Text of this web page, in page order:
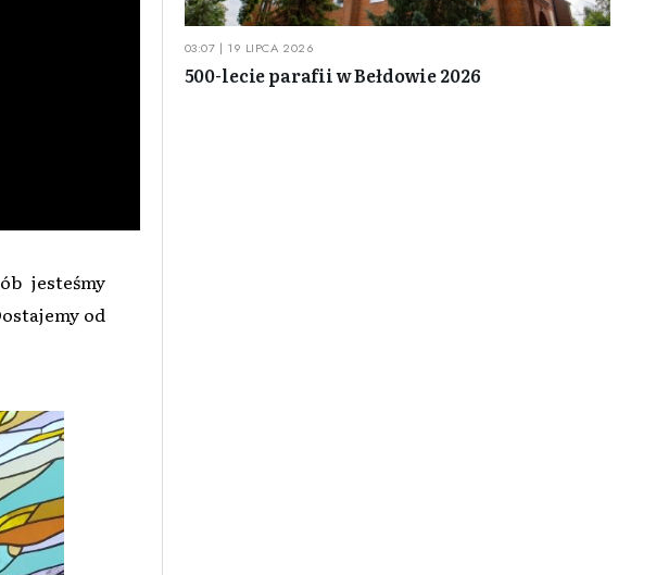
jesteśmy
od
03:07 | 19 LIPCA 2026
500-lecie parafii w Bełdowie 2026